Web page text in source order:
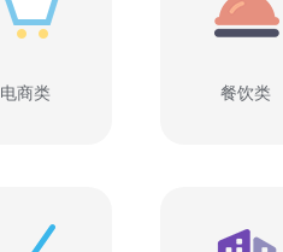
电商类 餐饮类